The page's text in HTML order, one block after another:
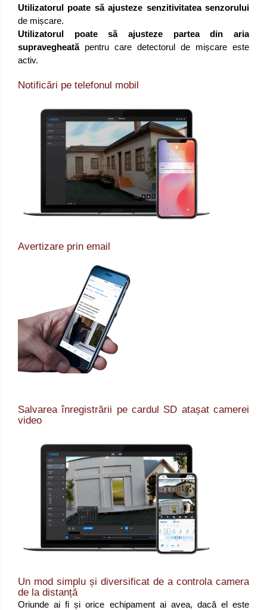
Utilizatorul poate să ajusteze senzitivitatea senzorului
de mișcare.
Utilizatorul poate să ajusteze partea din aria
supravegheatăpentru care detectorul de mișcare este
activ.
Notificări pe telefonul mobil
Avertizare prin email
Salvarea înregistrării pe cardul SD atașat camerei
video
Un mod simplu și diversificat de a controla camera
de la distanță
Oriunde ai fi și orice echipament ai avea, dacă el este